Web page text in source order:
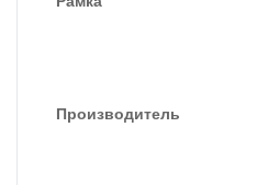
Производитель